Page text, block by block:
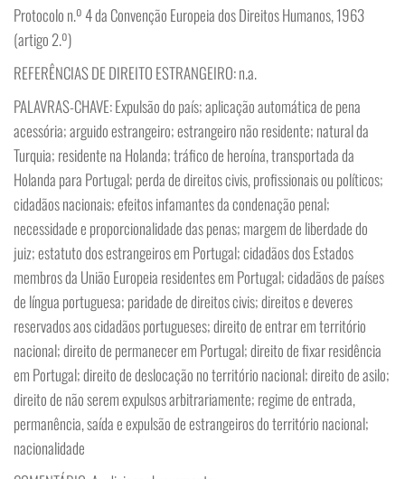
Protocolo n.º 4 da Convenção Europeia dos Direitos Humanos, 1963
(artigo 2.º)
REFERÊNCIAS DE DIREITO ESTRANGEIRO: n.a.
PALAVRAS-CHAVE: Expulsão do país; aplicação automática de pena
acessória; arguido estrangeiro; estrangeiro não residente; natural da
Turquia; residente na Holanda; tráfico de heroína, transportada da
Holanda para Portugal; perda de direitos civis, profissionais ou políticos;
cidadãos nacionais; efeitos infamantes da condenação penal;
necessidade e proporcionalidade das penas; margem de liberdade do
juiz; estatuto dos estrangeiros em Portugal; cidadãos dos Estados
membros da União Europeia residentes em Portugal; cidadãos de países
de língua portuguesa; paridade de direitos civis; direitos e deveres
reservados aos cidadãos portugueses; direito de entrar em território
nacional; direito de permanecer em Portugal; direito de fixar residência
em Portugal; direito de deslocação no território nacional; direito de asilo;
direito de não serem expulsos arbitrariamente; regime de entrada,
permanência, saída e expulsão de estrangeiros do território nacional;
nacionalidade